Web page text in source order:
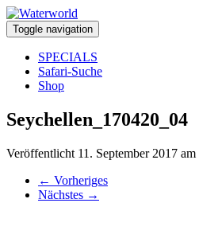
Toggle navigation
SPECIALS
Safari-Suche
Shop
Seychellen_170420_04
Veröffentlicht 11. September 2017 am
← Vorheriges
Nächstes →